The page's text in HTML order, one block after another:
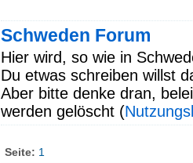
Schweden Forum
Hier wird, so wie in
Du etwas schreiben willst
Aber bitte denke dran,
werden gelöscht (
Seite: 1